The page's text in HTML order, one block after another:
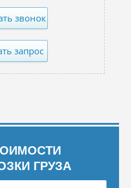
звонок
запрос
ГРУЗА